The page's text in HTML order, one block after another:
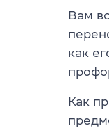
Вам
как
Как